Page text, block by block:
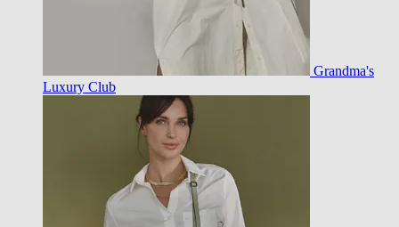
Grandma's
Luxury Club